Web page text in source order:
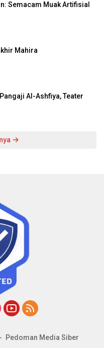
Semacam Muak Artifisial
Mahira
Al-Ashfiya, Teater
Pedoman Media Siber